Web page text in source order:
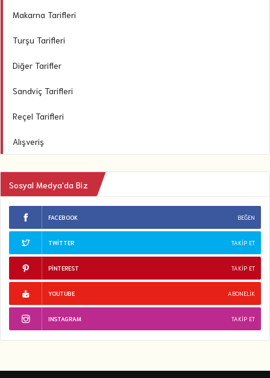
Makarna Tarifleri
Turşu Tarifleri
Diğer Tarifler
Sandviç Tarifleri
Reçel Tarifleri
Alışveriş
Sosyal Medya’da Biz
FACEBOOK BEĞEN
TWITTER TAKIP ET
PINTEREST TAKIP ET
YOUTUBE ABONELIK
INSTAGRAM TAKIP ET